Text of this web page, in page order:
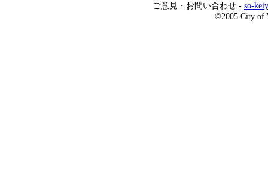
ご意見・お問い合わせ - so-
©2005 City of